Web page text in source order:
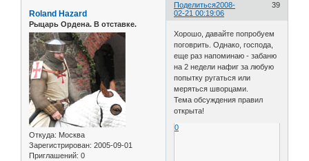
Поделиться 39
2008-
02-21 00:19:06
Roland Hazard
Рыцарь Ордена. В отставке.
Откуда: Москва
Зарегистрирован: 2005-09-01
Приглашений: 0
Хорошо, давайте попробуем
поговрить. Однако, господа,
еще раз напоминаю - забаню
на 2 недели нафиг за любую
попытку ругаться или
меряться шворцами.
Тема обсуждения правил
открыта!
0